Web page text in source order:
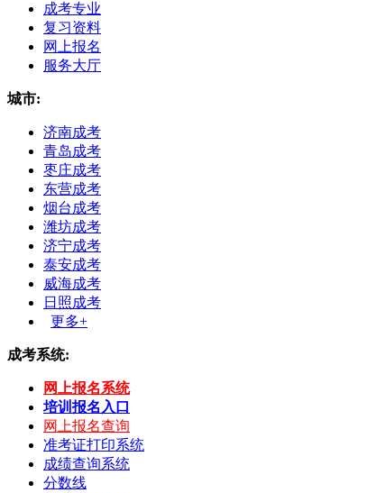
成考专业
复习资料
网上报名
服务大厅
城市:
济南成考
青岛成考
枣庄成考
东营成考
烟台成考
潍坊成考
济宁成考
泰安成考
威海成考
日照成考
更多+
成考系统:
网上报名系统
培训报名入口
网上报名查询
准考证打印系统
成绩查询系统
分数线